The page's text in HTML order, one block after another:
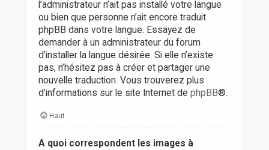
l’administrateur n’ait pas installé votre langue
ou bien que personne n’ait encore traduit
phpBB dans votre langue. Essayez de
demander à un administrateur du forum
d’installer la langue désirée. Si elle n’existe
pas, n’hésitez pas à créer et partager une
nouvelle traduction. Vous trouverez plus
d’informations sur le site Internet de phpBB®.
Haut
A quoi correspondent les images à